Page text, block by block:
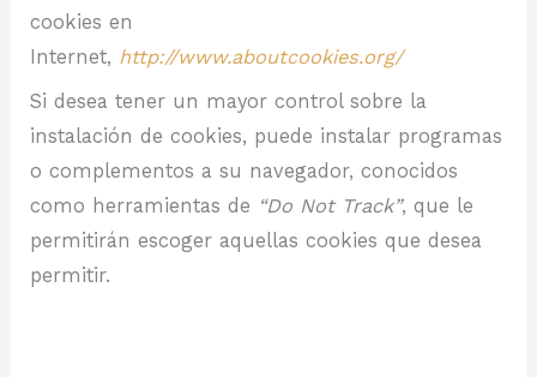
cookies en
Internet, http://www.aboutcookies.org/
Si desea tener un mayor control sobre la
instalación de cookies, puede instalar programas
o complementos a su navegador, conocidos
como herramientas de “Do Not Track”, que le
permitirán escoger aquellas cookies que desea
permitir.